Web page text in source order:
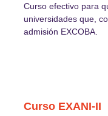
Curso efectivo para
universidades que,
admisión EXCOBA.
Curso EXANI-II